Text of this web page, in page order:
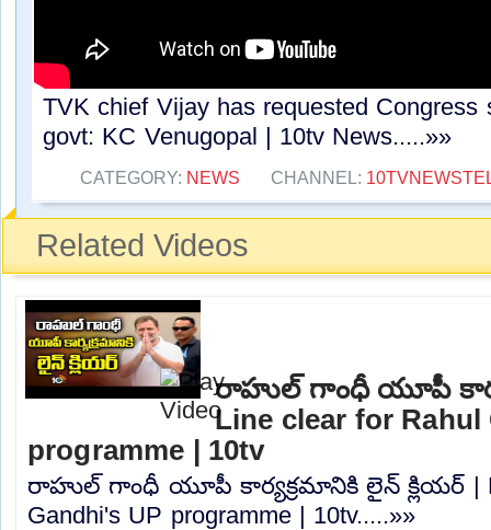
TVK chief Vijay has requested Congress
govt: KC Venugopal | 10tv News.....»»
CATEGORY: NEWS CHANNEL:
Related Videos
రాహుల్ గాంధీ యూపీ
Line clear for Rahul
programme | 10tv
రాహుల్ గాంధీ యూపీ కార్యక్రమానికి లైన్ క్లియర్ |
Gandhi's UP programme | 10tv.....»»